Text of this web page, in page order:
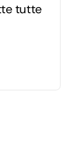
tutte